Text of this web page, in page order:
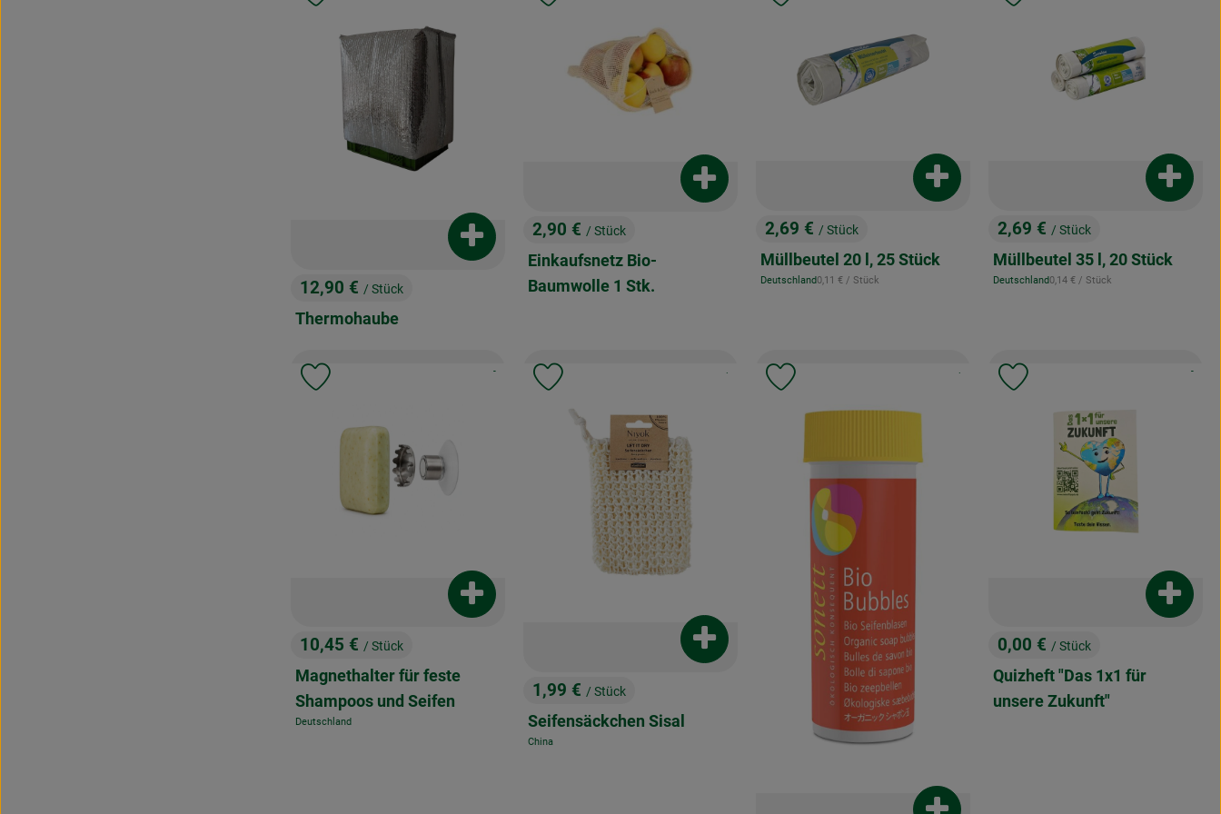
, Preis:
12,90 € / Stück
Thermohaube
Produkt zum Warenkorb hinzufügen
, Preis:
2,90 € / Stück
Einkaufsnetz Bio-
Baumwolle 1 Stk.
Produkt zum Warenkorb hinzufügen
, Preis:
2,69 € / Stück
Müllbeutel 20 l, 25 Stück
, Herkunft:
Deutschland, Referenzpreis:
0,11 € / Stück
Produkt zum Warenkorb hinzufügen
, Preis:
2,69 € / Stück
Müllbeutel 35 l, 20 Stück
, Herkunft:
Deutschland, Referenzpreis:
0,14 € / Stück
, Preis:
10,45 € / Stück
Magnethalter für feste
Shampoos und Seifen
, Herkunft:
Deutschland
Produkt zum Warenkorb hinzufügen
, Verband:
, Kontrollstelle:
-
Produkt zu Favouriten hinzufügen
, Preis:
1,99 € / Stück
Seifensäckchen Sisal
, Herkunft:
China
Produkt zum Warenkorb hinzufügen
, Verband:
, Kontrollstelle:
Produkt zu Favouriten hinzufügen
, Verband:
, Kontrollstelle:
Produkt zu Favouriten hinzufügen
, Preis:
0,00 € / Stück
Quizheft "Das 1x1 für
unsere Zukunft"
,-